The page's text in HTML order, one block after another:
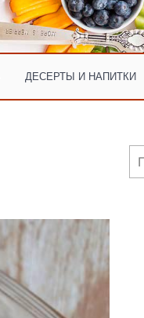
ДЕСЕРТЫ И НАПИТКИ